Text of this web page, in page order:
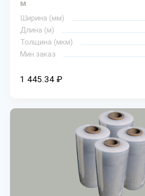
м
Ширина (мм)
Длина (м)
Толщина (мкм)
Мин.заказ
1 445.34 ₽